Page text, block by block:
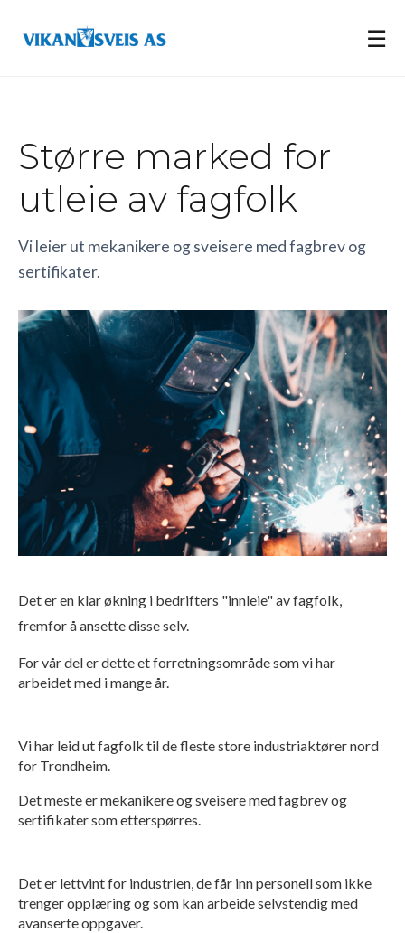
☰
Større marked for
utleie av fagfolk
Vi leier ut mekanikere og sveisere med fagbrev og
sertifikater.
Det er en klar økning i bedrifters "innleie" av fagfolk,
fremfor å ansette disse selv.
For vår del er dette et forretningsområde som vi har
arbeidet med i mange år.
Vi har leid ut fagfolk til de fleste store industriaktører nord
for Trondheim.
Det meste er mekanikere og sveisere med fagbrev og
sertifikater som etterspørres.
Det er lettvint for industrien, de får inn personell som ikke
trenger opplæring og som kan arbeide selvstendig med
avanserte oppgaver.